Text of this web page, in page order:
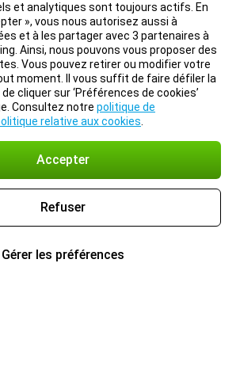
et analytiques sont toujours actifs. En
», vous nous autorisez aussi à
et à les partager avec 3 partenaires à
Ainsi, nous pouvons vous proposer des
Vous pouvez retirer ou modifier votre
moment. Il vous suffit de faire défiler la
cliquer sur ‘Préférences de cookies’
Consultez notre politique de
relative aux cookies
Accepter
Refuser
Gérer les préférences